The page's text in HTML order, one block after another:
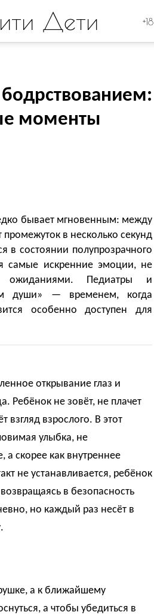
Дети +18
моменты
бывает мгновенным: между
в несколько секунд
в состоянии полупрозрачного
самые искренние эмоции, не
ожиданиями. Педиатры и
души» — временем, когда
особенно доступен для
открывание глаз и
Ребёнок не зовёт, не плачет
взгляд взрослого. В этот
улыбка, не
а скорее как внутреннее
не устанавливается, ребёнок
в безопасность
но каждый раз несёт в
а к ближайшему
а чтобы убедиться в